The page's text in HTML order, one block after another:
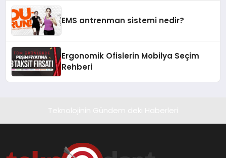
EMS antrenman sistemi nedir?
Ergonomik Ofislerin Mobilya Seçim
Rehberi